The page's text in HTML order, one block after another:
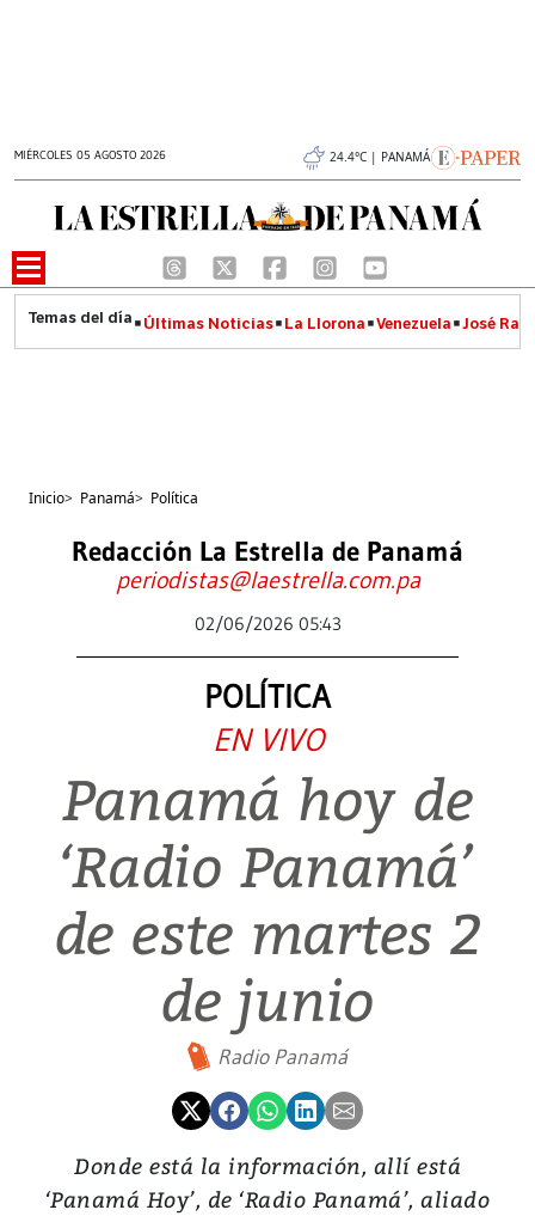
MIÉRCOLES 05 AGOSTO 2026 24.4°C | PANAMÁ
Últimas Noticias La Llorona Venezuela José
Inicio> Panamá> Política
Redacción La Estrella de Panamá
periodistas@laestrella.com.pa
02/06/2026 05:43
POLÍTICA
EN VIVO
Panamá hoy de
‘Radio Panamá’
de este martes 2
de junio
Radio Panamá
Donde está la información, allí está
‘Panamá Hoy’, de ‘Radio Panamá’, aliado